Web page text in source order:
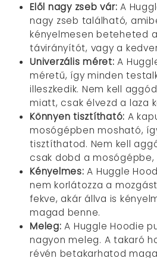
Elől nagy zseb vár: A
nagy zseb található,
kényelmesen beteheted
távirányítót, vagy a
Univerzális méret: A
méretű, így minden
illeszkedik. Nem kell
miatt, csak élvezd a laza
Könnyen tisztítható: A
mosógépben mosható,
tisztíthatod. Nem kell
csak dobd a mosógépbe,
Kényelmes: A Huggle
nem korlátozza a
fekve, akár állva is
magad benne.
Meleg: A Huggle Hoodie
nagyon meleg. A takaró
révén betakarhatod